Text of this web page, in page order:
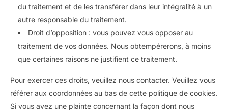
du traitement et de les transférer dans leur intégralité à un
autre responsable du traitement.
Droit d’opposition : vous pouvez vous opposer au
traitement de vos données. Nous obtempérerons, à moins
que certaines raisons ne justifient ce traitement.
Pour exercer ces droits, veuillez nous contacter. Veuillez vous
référer aux coordonnées au bas de cette politique de cookies.
Si vous avez une plainte concernant la façon dont nous